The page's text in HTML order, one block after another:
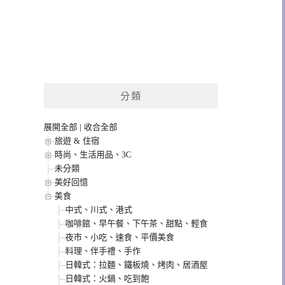
分類
展開全部
收合全部
旅遊 & 住宿
時尚、生活用品、3C
未分類
美好回憶
美食
中式、川式、港式
咖啡館、早午餐、下午茶、甜點、輕食
夜市、小吃、速食、平價美食
料理、伴手禮、手作
日韓式：拉麵、鐵板燒、烤肉、居酒屋
日韓式：火鍋、吃到飽